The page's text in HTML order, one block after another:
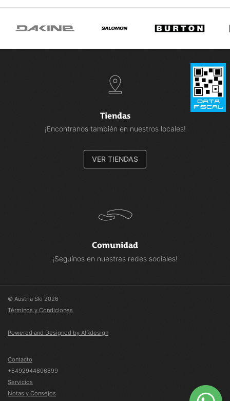
Tiendas
¡Encontranos también en nuestros locales!
VER TIENDAS
Comunidad
¡Seguínos en nuestras redes sociales!
© Austria Ski 2026
Términos y Condiciones
Powered and Designed by AIRdesign
Contacto
+5492944806599
Servicios
Notas y Consejos